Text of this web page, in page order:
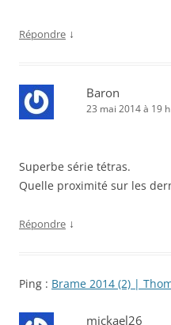
Répondre ↓
Baron
23 mai 2014 à 19
Superbe série tétras.
Quelle proximité sur les
Répondre ↓
Ping : Brame 2014 (2) |
mickael26